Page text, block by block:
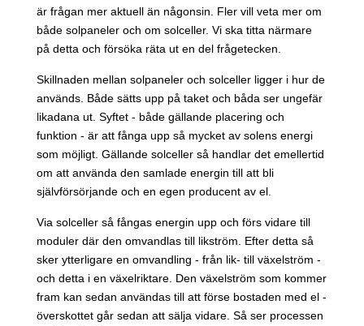
är frågan mer aktuell än någonsin. Fler vill veta mer om
både solpaneler och om solceller. Vi ska titta närmare
på detta och försöka räta ut en del frågetecken.
Skillnaden mellan solpaneler och solceller ligger i hur de
används. Både sätts upp på taket och båda ser ungefär
likadana ut. Syftet - både gällande placering och
funktion - är att fånga upp så mycket av solens energi
som möjligt. Gällande solceller så handlar det emellertid
om att använda den samlade energin till att bli
självförsörjande och en egen producent av el.
Via solceller så fångas energin upp och förs vidare till
moduler där den omvandlas till likström. Efter detta så
sker ytterligare en omvandling - från lik- till växelström -
och detta i en växelriktare. Den växelström som kommer
fram kan sedan användas till att förse bostaden med el -
överskottet går sedan att sälja vidare. Så ser processen